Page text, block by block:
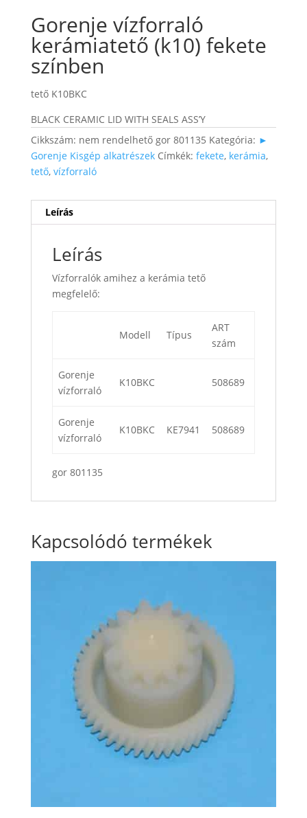
Gorenje vízforraló
kerámiatető (k10) fekete
színben
tető K10BKC
BLACK CERAMIC LID WITH SEALS ASS’Y
Cikkszám: nem rendelhető gor 801135 Kategória: ►
Gorenje Kisgép alkatrészek Címkék: fekete, kerámia,
tető, vízforraló
Leírás
Leírás
Vízforralók amihez a kerámia tető
megfelelő:
Modell Típus
ART
szám
Gorenje
vízforraló
K10BKC 508689
Gorenje
vízforraló
K10BKC KE7941 508689
gor 801135
Kapcsolódó termékek